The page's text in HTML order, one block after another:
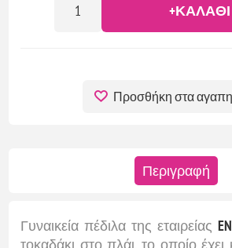
+ΚΑΛΆΘΙ
Προσθήκη στα
Περιγραφή
Γυναικεία πέδιλα της εταιρείας
τοκαδάκι στο πλάι, το οποίο έχει